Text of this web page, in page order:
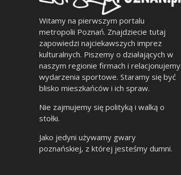
Witamy na pierwszym portalu
metropolii Poznań. Znajdziecie tutaj
zapowiedzi najciekawszych imprez
kulturalnych. Piszemy o działających w
naszym regionie firmach i relacjonujemy
wydarzenia sportowe. Staramy się być
blisko mieszkańców i ich spraw.
Nie zajmujemy się polityką i walką o
stołki.
Jako jedyni używamy gwary
poznańskiej, z której jesteśmy dumni.